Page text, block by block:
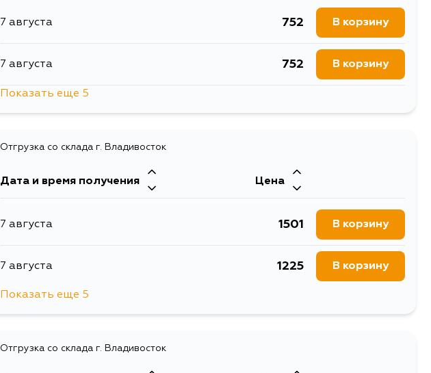
2 сентября 683 В корзину
7 августа 752 В корзину
7 августа 752 В корзину
10 августа
14 августа 752
29 августа 752 В корзину
4 сентября 752 В корзину
Показать еще 5
Отгрузка со склада г. Владивосток
Дата и время получения Цена
7 августа 1501 В корзину
7 августа 1225 В корзину
10 августа
Показать еще 5
Отгрузка со склада г. Владивосток